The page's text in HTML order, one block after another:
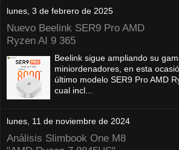
lunes, 3 de febrero de 2025
Nuevo Beelink SER9 Pro AMD
Ryzen AI 9 365
Beelink sigue ampliando su
miniordenadores, en esta
último modelo SER9 Pro AMD
cual incl...
lunes, 11 de noviembre de 2024
Análisis Slimbook One M8